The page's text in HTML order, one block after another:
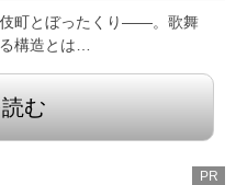
伎町とぼったくり――。歌舞
構造とは…
む
PR